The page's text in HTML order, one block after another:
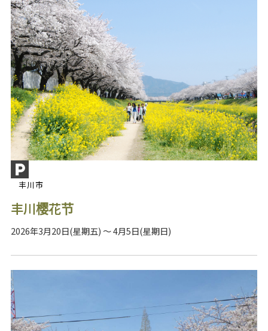
丰川市
丰川樱花节
2026年3月20日(星期五) ～ 4月5日(星期日)